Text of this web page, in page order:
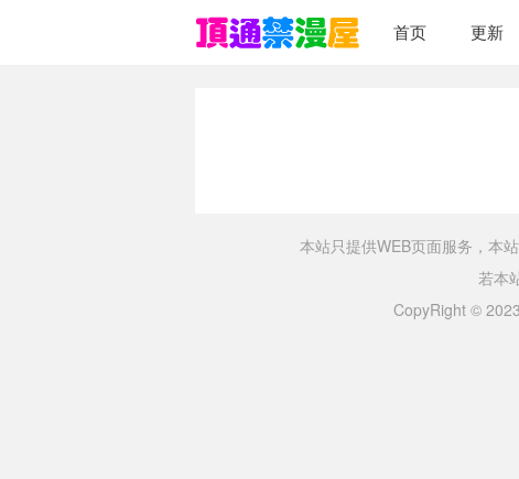
首页 更新
本站只提供WEB页面服务，本
若本
CopyRight ©